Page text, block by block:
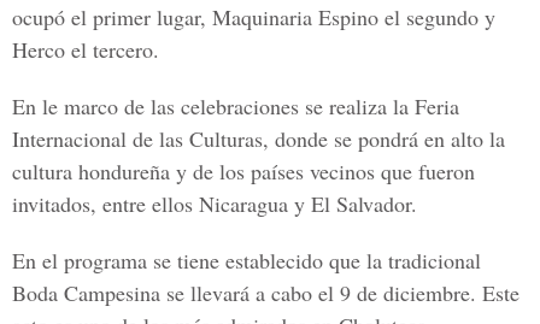
ocupó el primer lugar, Maquinaria Espino el segundo y
Herco el tercero.
En le marco de las celebraciones se realiza la Feria
Internacional de las Culturas, donde se pondrá en alto la
cultura hondureña y de los países vecinos que fueron
invitados, entre ellos Nicaragua y El Salvador.
En el programa se tiene establecido que la tradicional
Boda Campesina se llevará a cabo el 9 de diciembre. Este